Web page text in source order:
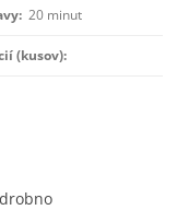
20 minut
(kusov):